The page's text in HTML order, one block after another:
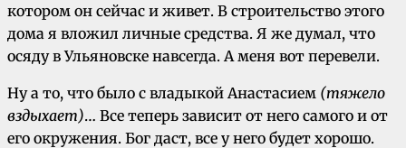
котором он сейчас и живет. В строительство этого
дома я вложил личные средства. Я же думал, что
осяду в Ульяновске навсегда. А меня вот перевели.
Ну а то, что было с владыкой Анастасием (тяжело
вздыхает)… Все теперь зависит от него самого и от
его окружения. Бог даст, все у него будет хорошо.